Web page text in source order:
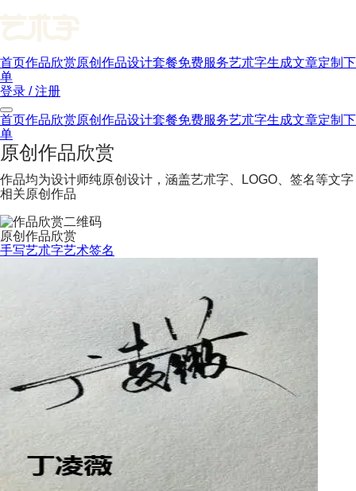
首页作品欣赏原创作品设计套餐免费服务艺朮字生成文章定制下
单
登录 / 注册
首页作品欣赏原创作品设计套餐免费服务艺朮字生成文章定制下
单
原创作品欣赏
作品均为设计师纯原创设计，涵盖艺朮字、LOGO、签名等文字
相关原创作品
原创作品欣赏
手写艺朮字艺术签名